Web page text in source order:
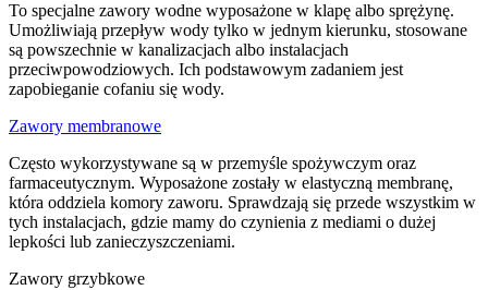
To specjalne zawory wodne wyposażone w klapę albo sprężynę.
Umożliwiają przepływ wody tylko w jednym kierunku, stosowane
są powszechnie w kanalizacjach albo instalacjach
przeciwpowodziowych. Ich podstawowym zadaniem jest
zapobieganie cofaniu się wody.
Zawory membranowe
Często wykorzystywane są w przemyśle spożywczym oraz
farmaceutycznym. Wyposażone zostały w elastyczną membranę,
która oddziela komory zaworu. Sprawdzają się przede wszystkim w
tych instalacjach, gdzie mamy do czynienia z mediami o dużej
lepkości lub zanieczyszczeniami.
Zawory grzybkowe